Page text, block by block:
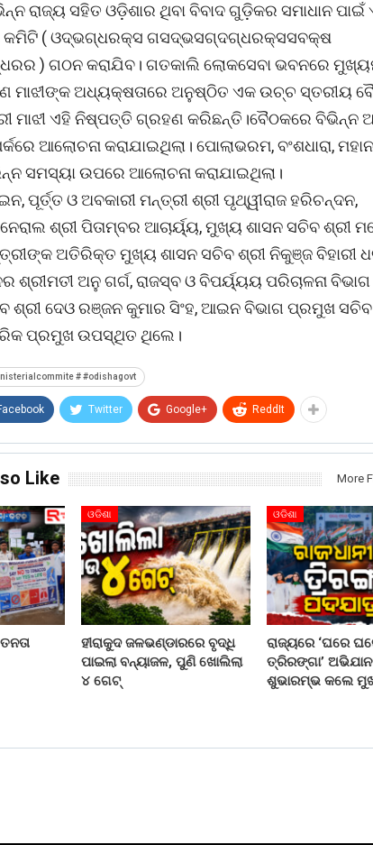
ରାଜ୍ୟ ସହିତ ଓଡ଼ିଶାର ଥିବା ବିବାଦ ଗୁଡ଼ିକର ସମାଧାନ ପାଇଁ
କମିଟି ( ଓଦ୍ଭଗ୍ଧରକ୍ସ ଗସଦ୍ଭସଗ୍ଦଗ୍ଧରକ୍ସସବକ୍ଷ
) ଗଠନ କରାଯିବ। ଗତକାଲି ଲୋକସେବା ଭବନରେ
ମାଝୀଙ୍କ ଅଧ୍ୟକ୍ଷତାରେ ଅନୁଷ୍ଠିତ ଏକ ଉଚ୍ଚ ସ୍ତରୀୟ
ମାଝୀ ଏହି ନିଷ୍ପତ୍ତି ଗ୍ରହଣ କରିଛନ୍ତି।ବୈଠକରେ ବିଭିନ୍ନ
ଆଲୋଚନା କରାଯାଇଥିଲା। ପୋଲାଭରମ, ବଂଶଧାରା,
ସମସ୍ୟା ଉପରେ ଆଲୋଚନା କରାଯାଇଥିଲା।
ପୂର୍ତ୍ତ ଓ ଅବକାରୀ ମନ୍ତ୍ରୀ ଶ୍ରୀ ପୃଥ୍ୱୀରାଜ ହରିଚନ୍ଦନ,
ଶ୍ରୀ ପିତାମ୍ବର ଆଚାର୍ୟ୍ୟ, ମୁଖ୍ୟ ଶାସନ ସଚିବ ଶ୍ରୀ
ଅତିରିକ୍ତ ମୁଖ୍ୟ ଶାସନ ସଚିବ ଶ୍ରୀ ନିକୁଞ୍ଜ ବିହାରୀ
ଅନୁ ଗର୍ଗ, ରାଜସ୍ବ ଓ ବିପର୍ୟ୍ୟୟ ପରିଚାଳନା
ଶ୍ରୀ ଦେଓ ରଞ୍ଜନ କୁମାର ସିଂହ, ଆଇନ ବିଭାଗ ପ୍ରମୁଖ ସଚିବ
ପ୍ରମୁଖ ଉପସ୍ଥିତ ଥିଲେ।
# #odishagovt
Twitter Google+ ReddIt
Like More
ଓଡିଶା
ହୀରାକୁଦ ଜଳଭଣ୍ଡାରରେ ବୃଦ୍ଧି
ପାଇଲା ବନ୍ୟାଜଳ, ପୁଣି ଖୋଲିଲା
୪ ଗେଟ୍
ଓଡିଶା
ରାଜ୍ୟରେ ‘ଘରେ
ତ୍ରିରଙ୍ଗା’
ଶୁଭାରମ୍ଭ କଲେ